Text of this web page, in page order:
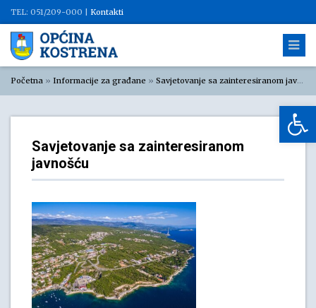
TEL: 051/209-000 | Kontakti
Početna » Informacije za građane » Savjetovanje sa zainteresiranom javnošću
Savjetovanje sa zainteresiranom
javnošću